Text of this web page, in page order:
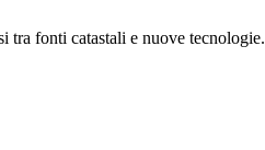
tra fonti catastali e nuove tecnologie.